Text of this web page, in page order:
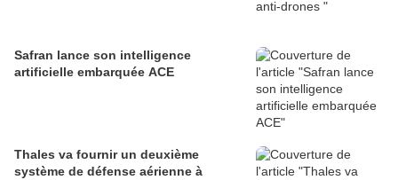
Safran lance son intelligence
artificielle embarquée ACE
Thales va fournir un deuxième
système de défense aérienne à